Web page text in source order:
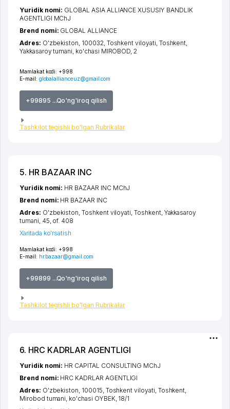
Mamlakat kodi: +998
E-mail: globalallianceuz@gmail.com
+99895 ...Qo'ng'iroq qilish
Tashkilot tegishli bo'lgan Rubrikalar
Yuridik nomi: GLOBAL ASIA ALLIANCE XUSUSIY BANDLIK
AGENTLIGI MChJ
Brend nomi: GLOBAL ALLIANCE
Adres: O'zbekiston, 100032, Toshkent viloyati Toshkent
Yakkasaroy tumani ko'chasi MIROBOD , 2
5. HR BAZAAR INC
Mamlakat kodi: +998
E-mail: hr.bazaar@gmail.com
+99899 ...Qo'ng'iroq qilish
Tashkilot tegishli bo'lgan Rubrikalar
Yuridik nomi: HR BAZAAR INC MChJ
Brend nomi: HR BAZAAR INC
Adres: O'zbekiston,Toshkent viloyati ,Toshkent, Yakkasaroy
tumani , 45, of. 408
Xaritada ko'rsatish
6. HRC KADRLAR AGENTLIGI
Yuridik nomi: HR CAPITAL CONSULTING MChJ
Brend nomi: HRC KADRLAR AGENTLIGI
Adres: O'zbekiston, 100015, Toshkent viloyati, Toshkent,
Mirobod tumani, ko'chasi OYBEK, 18/1